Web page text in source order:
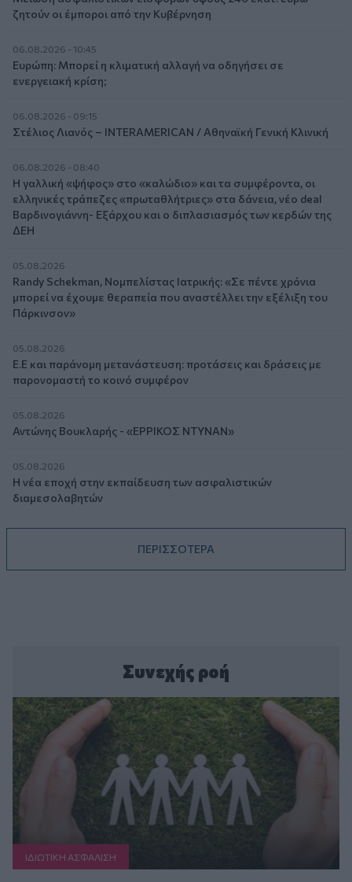
ζητούν οι έμποροι από την Κυβέρνηση
06.08.2026 - 10:45
Ευρώπη: Μπορεί η κλιματική αλλαγή να οδηγήσει σε
ενεργειακή κρίση;
06.08.2026 - 09:15
Στέλιος Λιανός – INTERAMERICAN / Αθηναϊκή Γενική Κλινική
06.08.2026 - 08:40
Η γαλλική «ψήφος» στο «καλώδιο» και τα συμφέροντα, οι
ελληνικές τράπεζες «πρωταθλήτριες» στα δάνεια, νέο deal
Βαρδινογιάννη- Εξάρχου και ο διπλασιασμός των κερδών της
ΔΕΗ
05.08.2026
Randy Schekman, Νομπελίστας Ιατρικής: «Σε πέντε χρόνια
μπορεί να έχουμε θεραπεία που αναστέλλει την εξέλιξη του
Πάρκινσον»
05.08.2026
Ε.Ε και παράνομη μετανάστευση: προτάσεις και δράσεις με
παρονομαστή το κοινό συμφέρον
05.08.2026
Αντώνης Βουκλαρής - «ΕΡΡΙΚΟΣ ΝΤΥΝΑΝ»
05.08.2026
Η νέα εποχή στην εκπαίδευση των ασφαλιστικών
διαμεσολαβητών
ΠΕΡΙΣΣΟΤΕΡΑ
Συνεχής ροή
ΙΔΙΩΤΙΚΗ ΑΣΦAΛΙΣΗ